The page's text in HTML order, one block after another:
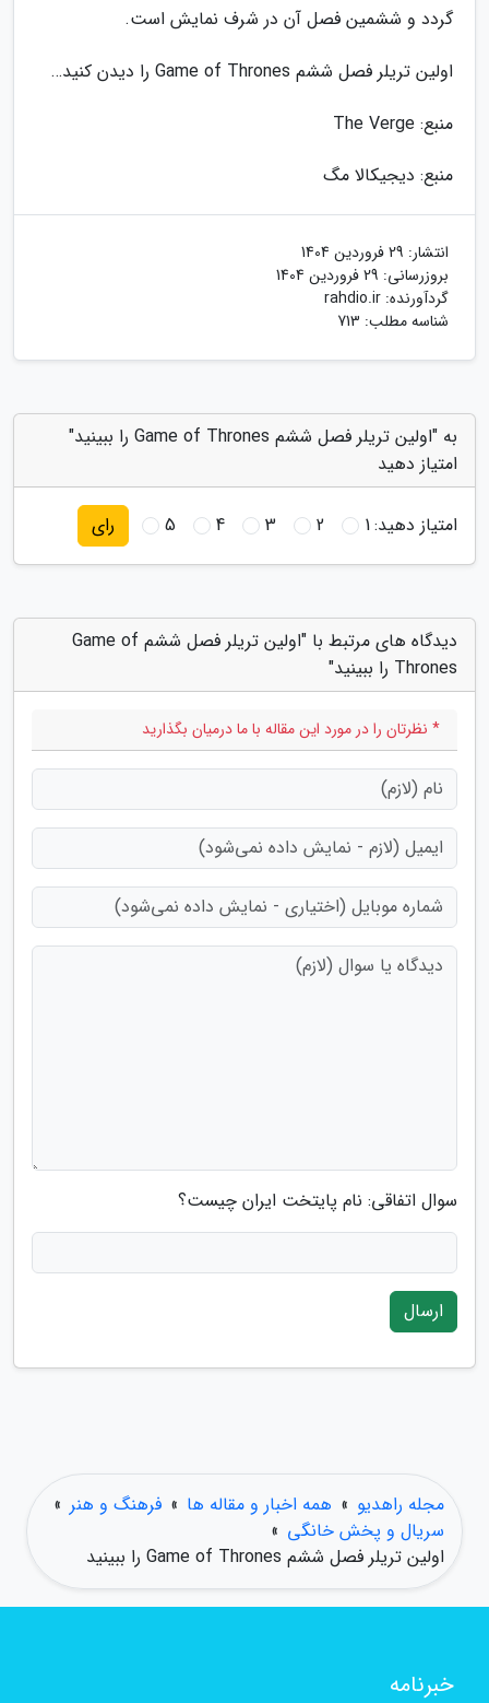
گردد و ششمین فصل آن در شرف نمایش است.
اولین تریلر فصل ششم Game of Thrones را دیدن کنید…
منبع: The Verge
منبع: دیجیکالا مگ
انتشار: 29 فروردین 1404
بروزرسانی: 29 فروردین 1404
گردآورنده: rahdio.ir
شناسه مطلب: 713
به "اولین تریلر فصل ششم Game of Thrones را ببینید"
امتیاز دهید
امتیاز دهید:1
2
3
4
5 رای
دیدگاه های مرتبط با "اولین تریلر فصل ششم Game of
Thrones را ببینید"
* نظرتان را در مورد این مقاله با ما درمیان بگذارید
سوال اتفاقی: نام پایتخت ایران چیست؟
ارسال
مجله راهدیو » همه اخبار و مقاله ها » فرهنگ و هنر »
سریال و پخش خانگی »
اولین تریلر فصل ششم Game of Thrones را ببینید
خبرنامه